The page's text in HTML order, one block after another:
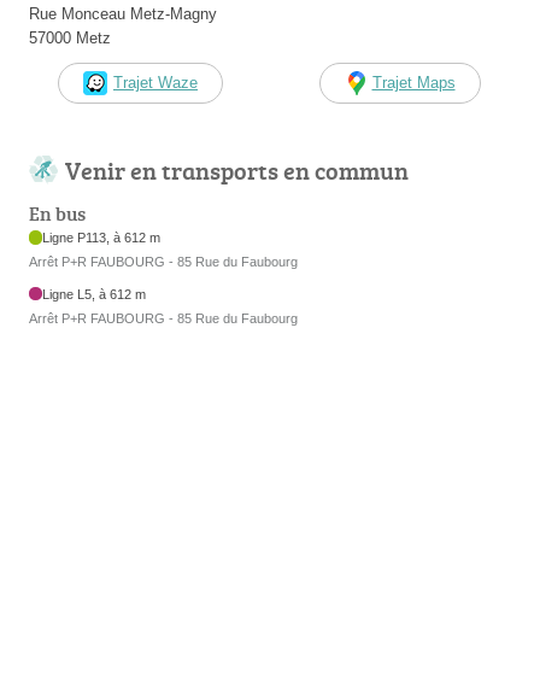
Rue Monceau Metz-Magny
57000 Metz
Trajet Waze Trajet Maps
Venir en transports en commun
En bus
Ligne P113, à 612 m
Arrêt P+R FAUBOURG - 85 Rue du Faubourg
Ligne L5, à 612 m
Arrêt P+R FAUBOURG - 85 Rue du Faubourg